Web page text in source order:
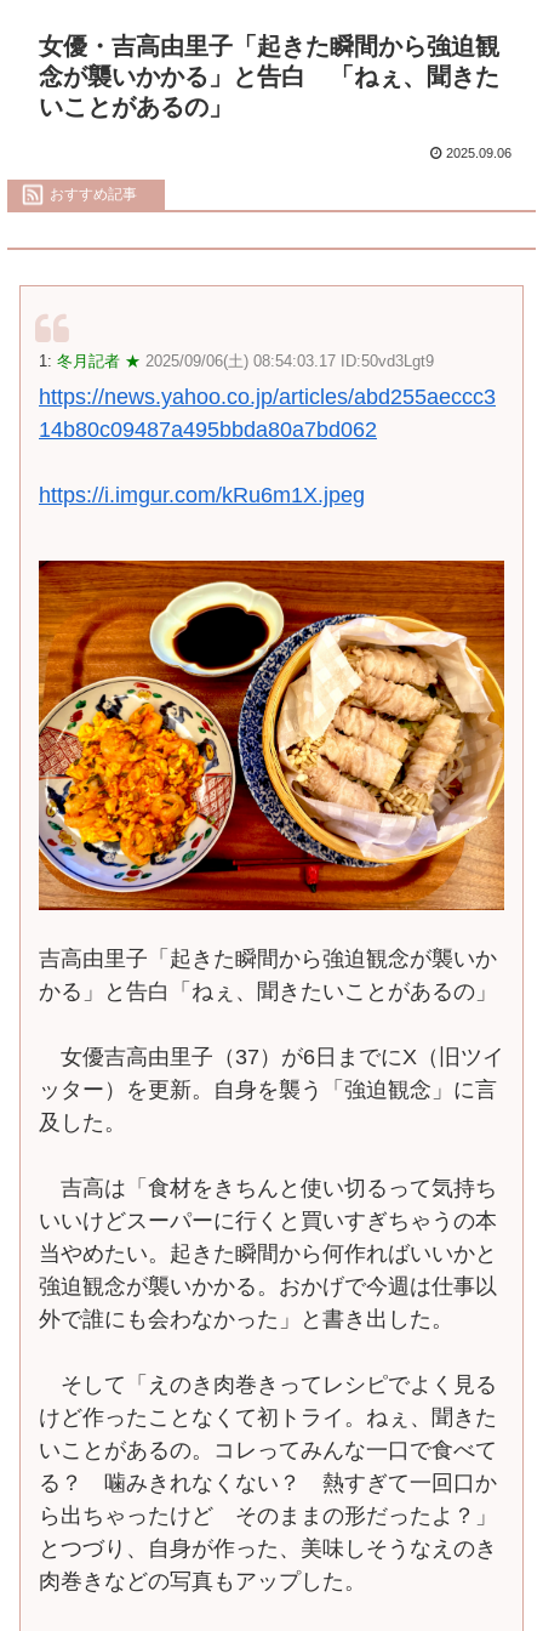
女優・吉高由里子「起きた瞬間から強迫観
念が襲いかかる」と告白 「ねぇ、聞きた
いことがあるの」
2025.09.06
おすすめ記事
1: 冬月記者 ★ 2025/09/06(土) 08:54:03.17 ID:50vd3Lgt9
https://news.yahoo.co.jp/articles/abd255aeccc3
14b80c09487a495bbda80a7bd062
https://i.imgur.com/kRu6m1X.jpeg
吉高由里子「起きた瞬間から強迫観念が襲いか
かる」と告白「ねぇ、聞きたいことがあるの」
女優吉高由里子（37）が6日までにX（旧ツイ
ッター）を更新。自身を襲う「強迫観念」に言
及した。
吉高は「食材をきちんと使い切るって気持ち
いいけどスーパーに行くと買いすぎちゃうの本
当やめたい。起きた瞬間から何作ればいいかと
強迫観念が襲いかかる。おかげで今週は仕事以
外で誰にも会わなかった」と書き出した。
そして「えのき肉巻きってレシピでよく見る
けど作ったことなくて初トライ。ねぇ、聞きた
いことがあるの。コレってみんな一口で食べて
る？ 噛みきれなくない？ 熱すぎて一回口か
ら出ちゃったけど そのままの形だったよ？」
とつづり、自身が作った、美味しそうなえのき
肉巻きなどの写真もアップした。